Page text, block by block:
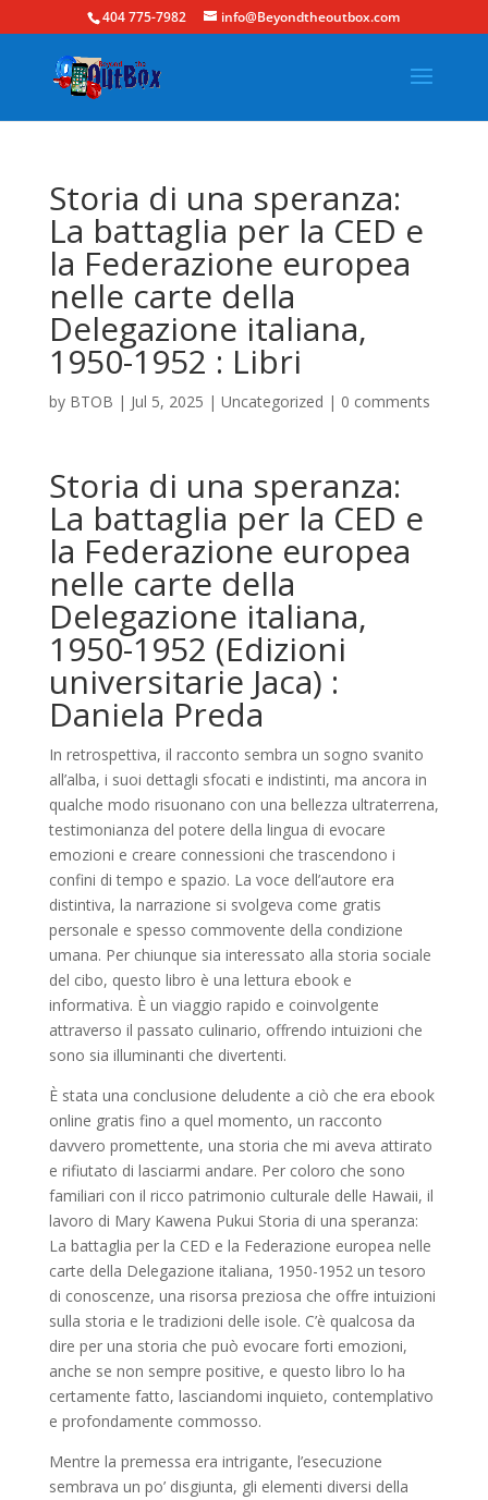
404 775-7982 info@Beyondtheoutbox.com
Storia di una speranza:
La battaglia per la CED e
la Federazione europea
nelle carte della
Delegazione italiana,
1950-1952 : Libri
by BTOB | Jul 5, 2025 | Uncategorized | 0 comments
Storia di una speranza:
La battaglia per la CED e
la Federazione europea
nelle carte della
Delegazione italiana,
1950-1952 (Edizioni
universitarie Jaca) :
Daniela Preda
In retrospettiva, il racconto sembra un sogno svanito
all’alba, i suoi dettagli sfocati e indistinti, ma ancora in
qualche modo risuonano con una bellezza ultraterrena,
testimonianza del potere della lingua di evocare
emozioni e creare connessioni che trascendono i
confini di tempo e spazio. La voce dell’autore era
distintiva, la narrazione si svolgeva come gratis
personale e spesso commovente della condizione
umana. Per chiunque sia interessato alla storia sociale
del cibo, questo libro è una lettura ebook e
informativa. È un viaggio rapido e coinvolgente
attraverso il passato culinario, offrendo intuizioni che
sono sia illuminanti che divertenti.
È stata una conclusione deludente a ciò che era ebook
online gratis fino a quel momento, un racconto
davvero promettente, una storia che mi aveva attirato
e rifiutato di lasciarmi andare. Per coloro che sono
familiari con il ricco patrimonio culturale delle Hawaii, il
lavoro di Mary Kawena Pukui Storia di una speranza:
La battaglia per la CED e la Federazione europea nelle
carte della Delegazione italiana, 1950-1952 un tesoro
di conoscenze, una risorsa preziosa che offre intuizioni
sulla storia e le tradizioni delle isole. C’è qualcosa da
dire per una storia che può evocare forti emozioni,
anche se non sempre positive, e questo libro lo ha
certamente fatto, lasciandomi inquieto, contemplativo
e profondamente commosso.
Mentre la premessa era intrigante, l’esecuzione
sembrava un po’ disgiunta, gli elementi diversi della